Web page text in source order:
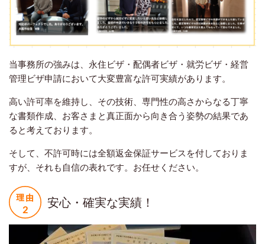
当事務所の強みは、永住ビザ・配偶者ビザ・就労ビザ・経営
管理ビザ申請において大変豊富な許可実績があります。
高い許可率を維持し、その技術、専門性の高さからなる丁寧
な書類作成、お客さまと真正面から向き合う姿勢の結果であ
ると考えております。
そして、不許可時には全額返金保証サービスを付しておりま
すが、それも自信の表れです。お任せください。
安心・確実な実績！